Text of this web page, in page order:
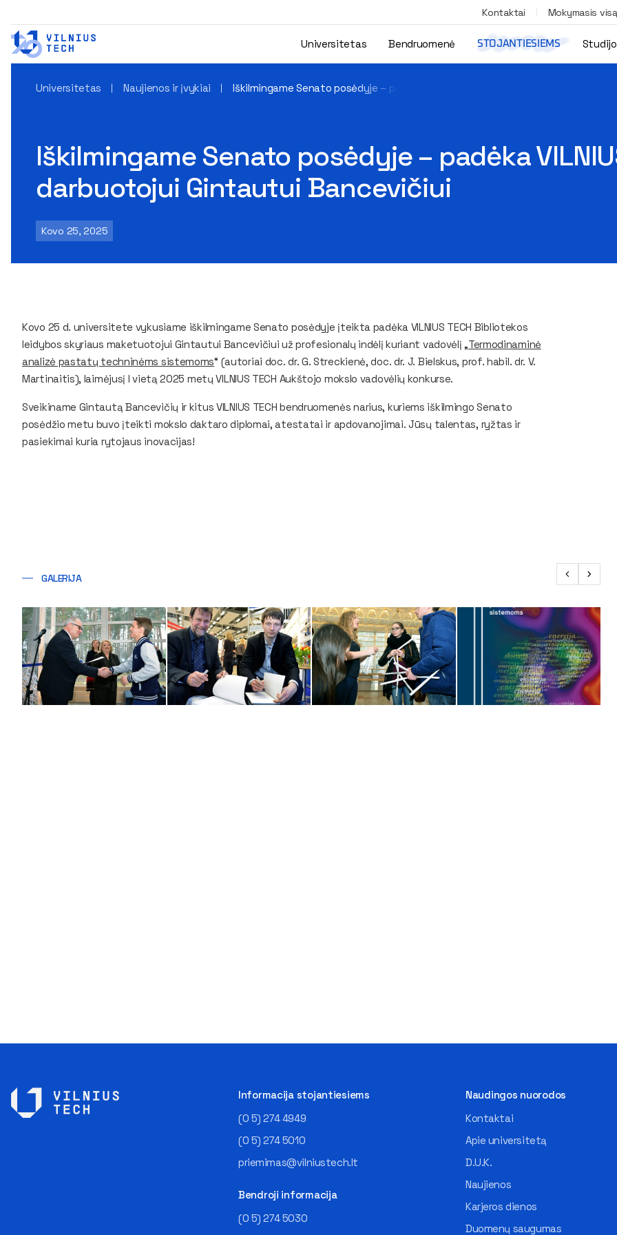
Kontaktai Mokymasis
Universitetas Bendruomenė STOJANTIESIEMS
Universitetas Naujienos ir įvykiai Iškilmingame Senato posėdyje – padėka VILNIUS TECH Bibliotekos darbuotojui
Iškilmingame Senato posėdyje – padėka
darbuotojui Gintautui Bancevičiui
Kovo 25, 2025
Kovo 25 d. universitete vykusiame iškilmingame Senato posėdyje įteikta padėka VILNIUS TECH Bibliotekos
leidybos skyriaus maketuotojui Gintautui Bancevičiui už profesionalų indėlį kuriant vadovėlį „Termodinaminė
analizė pastatų techninėms sistemoms“ (autoriai doc. dr. G. Streckienė, doc. dr. J. Bielskus, prof. habil. dr. V.
Martinaitis), laimėjusį I vietą 2025 metų VILNIUS TECH Aukštojo mokslo vadovėlių konkurse.
Sveikiname Gintautą Bancevičių ir kitus VILNIUS TECH bendruomenės narius, kuriems iškilmingo Senato
posėdžio metu buvo įteikti mokslo daktaro diplomai, atestatai ir apdovanojimai. Jūsų talentas, ryžtas ir
pasiekimai kuria rytojaus inovacijas!
GALERIJA
Informacija stojantiesiems
(0 5) 274 4949
(0 5) 274 5010
priemimas@vilniustech.lt
Bendroji informacija
(0 5) 274 5030
Naudingos nuorodos
Kontaktai
Apie universitetą
D.U.K.
Naujienos
Karjeros dienos
Duomenų saugumas